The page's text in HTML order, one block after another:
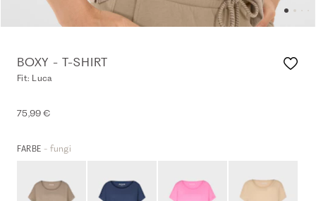
BOXY - T-SHIRT
Fit: Luca
75,99 €
FARBE - fungi